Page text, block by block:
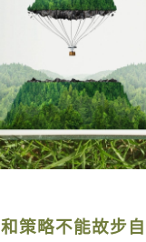
策略不能故步